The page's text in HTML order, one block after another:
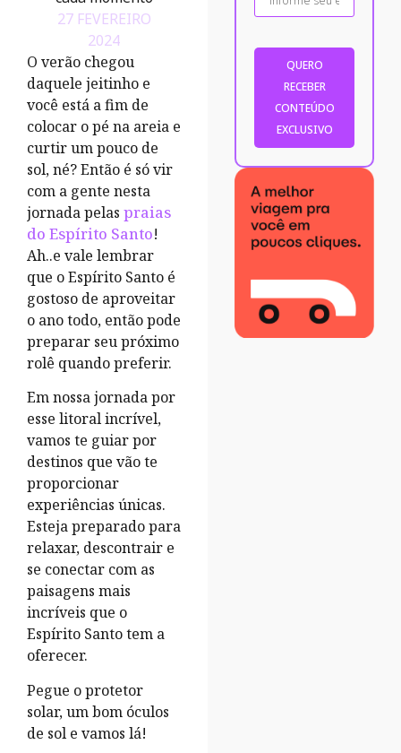
27 FEVEREIRO
2024
O verão chegou
daquele jeitinho e
você está a fim de
colocar o pé na areia e
curtir um pouco de
sol, né? Então é só vir
com a gente nesta
jornada pelas praias
do Espírito Santo!
Ah..e vale lembrar
que o Espírito Santo é
gostoso de aproveitar
o ano todo, então pode
preparar seu próximo
rolê quando preferir.
Em nossa jornada por
esse litoral incrível,
vamos te guiar por
destinos que vão te
proporcionar
experiências únicas.
Esteja preparado para
relaxar, descontrair e
se conectar com as
paisagens mais
incríveis que o
Espírito Santo tem a
oferecer.
Pegue o protetor
solar, um bom óculos
de sol e vamos lá!